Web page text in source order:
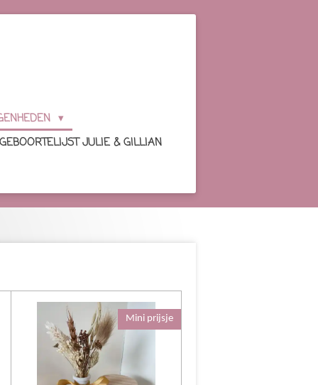
GEBOORTELIJST JULIE & GILLIAN
Mini prijsje